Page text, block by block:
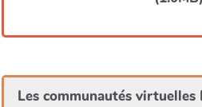
Les communautés virtuelles